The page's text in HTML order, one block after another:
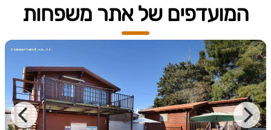
המועדפים של אתר משפחות